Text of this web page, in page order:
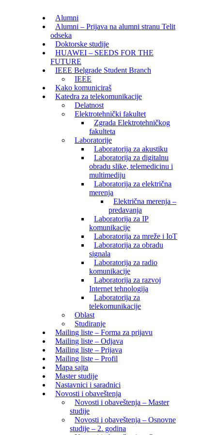
Alumni
Alumni – Prijava na alumni stranu Telit
odseka
Doktorske studije
HUAWEI – SEEDS FOR THE
FUTURE
IEEE Belgrade Student Branch
IEEE
Kako komuniciraš
Katedra za telekomunikacije
Delatnost
Elektrotehnički fakultet
Zgrada Elektrotehničkog
fakulteta
Laboratorije
Laboratorija za akustiku
Laboratorija za digitalnu
obradu slike, telemedicinu i
multimediju
Laboratorija za električna
merenja
Električna merenja –
predavanja
Laboratorija za IP
komunikacije
Laboratorija za mreže i IoT
Laboratorija za obradu
signala
Laboratorija za radio
komunikacije
Laboratorija za razvoj
Internet tehnologija
Laboratorija za
telekomunikacije
Oblast
Studiranje
Mailing liste – Forma za prijavu
Mailing liste – Odjava
Mailing liste – Prijava
Mailing liste – Profil
Mapa sajta
Master studije
Nastavnici i saradnici
Novosti i obaveštenja
Novosti i obaveštenja – Master
studije
Novosti i obaveštenja – Osnovne
studije – 2. godina